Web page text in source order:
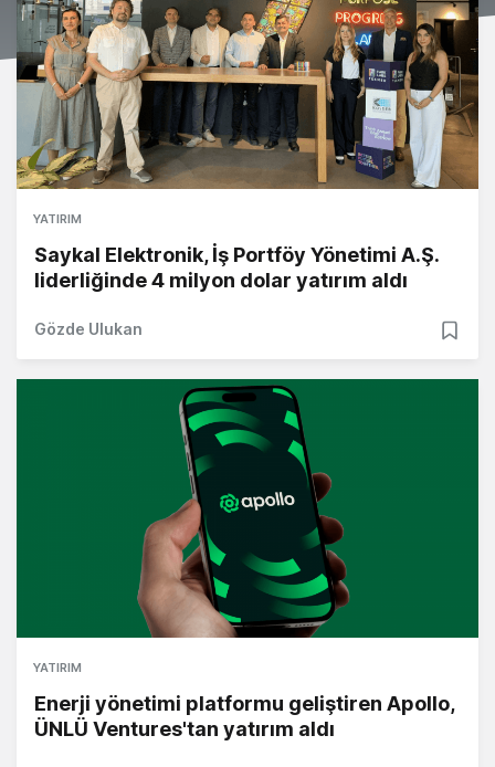
YATIRIM
Saykal Elektronik, İş Portföy Yönetimi A.Ş.
liderliğinde 4 milyon dolar yatırım aldı
Gözde Ulukan
YATIRIM
Enerji yönetimi platformu geliştiren Apollo,
ÜNLÜ Ventures'tan yatırım aldı